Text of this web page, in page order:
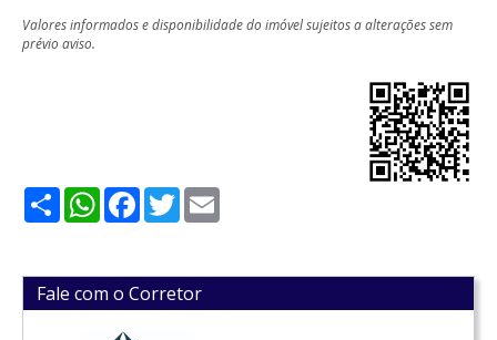
Valores informados e disponibilidade do imóvel sujeitos a alterações sem
prévio aviso.
ShareWhatsApp
Facebook
Twitter
Fale com o Corretor